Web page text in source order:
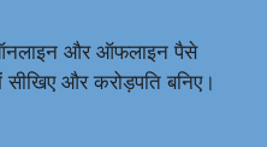
और ऑफलाइन पैसे
और करोड़पति बनिए।